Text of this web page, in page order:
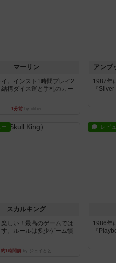
マーリン
イ。インスト1時間プレイ2
結構ダイス運と手札のカー
1分前by oliber
アンブ
1987年
『
ー
スカルキング
楽しい！最高のゲームでは
す。ルールは多少ゲーム慣
約1時間前 by ジェイとと
レビ
1986年
『